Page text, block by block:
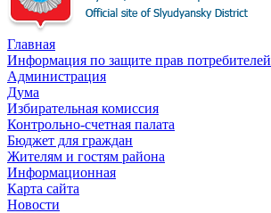
Главная
Информация по защите прав потребителей
Администрация
Дума
Избирательная комиссия
Контрольно-счетная палата
Бюджет для граждан
Жителям и гостям района
Информационная
Карта сайта
Новости